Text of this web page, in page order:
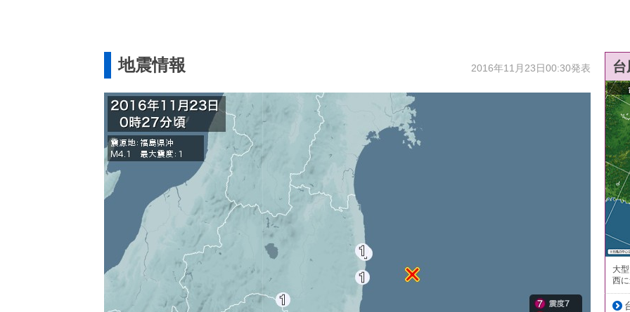
地震情報 2016年11月23日00:30発表
大
西